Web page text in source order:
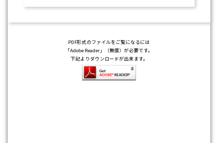
PDF形式のファイルをご覧になるには
「Adobe Reader」（無償）が必要です。
下記よりダウンロードが出来ます。